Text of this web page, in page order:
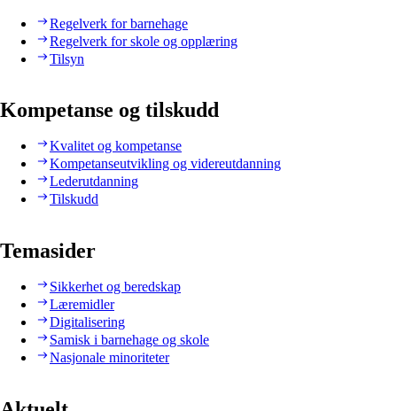
Regelverk for barnehage
Regelverk for skole og opplæring
Tilsyn
Kompetanse og tilskudd
Kvalitet og kompetanse
Kompetanseutvikling og videreutdanning
Lederutdanning
Tilskudd
Temasider
Sikkerhet og beredskap
Læremidler
Digitalisering
Samisk i barnehage og skole
Nasjonale minoriteter